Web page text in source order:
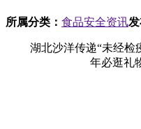
所属分类： 食品安全资讯发
湖北沙洋传递“未经检疫
年必逛礼